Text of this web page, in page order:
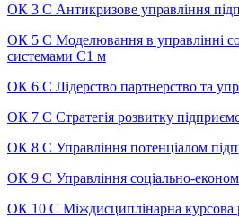
ОК 3 С Антикризове управлiння
ОК 5 С Моделювання в управлінні
системами С1 м
ОК 6 С Лідерство партнерство та
ОК 7 С Стратегія розвитку
ОК 8 С Управління потенціалом
ОК 9 С Управління соціально-
ОК 10 С Міждисциплінарна курсова